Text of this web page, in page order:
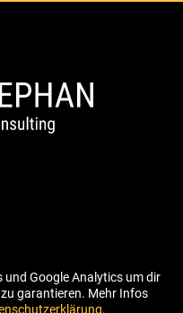
und Google Analytics um dir
garantieren. Mehr Infos
.